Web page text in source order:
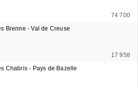
74 700
Brenne - Val de Creuse
17 958
Chabris - Pays de Bazelle